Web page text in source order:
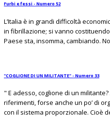
Furbi e fessi - Numero 52
L’Italia è in grandi difficoltà
in fibrillazione; si vanno
Paese sta, insomma, cambiando.
"COGLIONE DI UN MILITANTE" - Numero 33
" E adesso, coglione di un
riferimenti, forse anche un po’ di
con il sistema proporzionale. Cioè